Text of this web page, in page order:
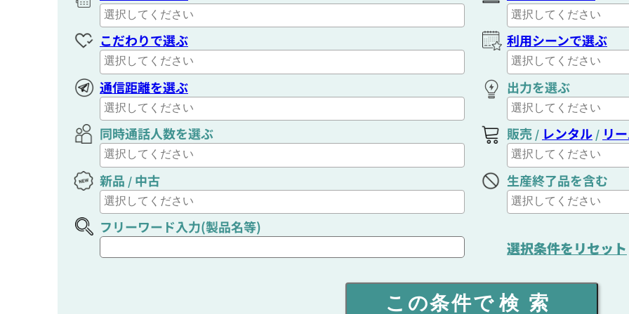
こだわりで選ぶ 利用シーンで選ぶ
通信距離を選ぶ 出力を選ぶ
同時通話人数を選ぶ 販売 / レンタル / リ
新品 / 中古 生産終了品を含む
フリーワード入力(製品名等)
選択条件をリセット
この条件で 検索